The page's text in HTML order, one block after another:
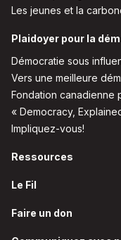
Les jeunes et la
Plaidoyer pour la
Démocratie sous
Vers une meilleure
Fondation canadienne
« Democracy,
Impliquez-vous!
Ressources
Le Fil
Faire un don